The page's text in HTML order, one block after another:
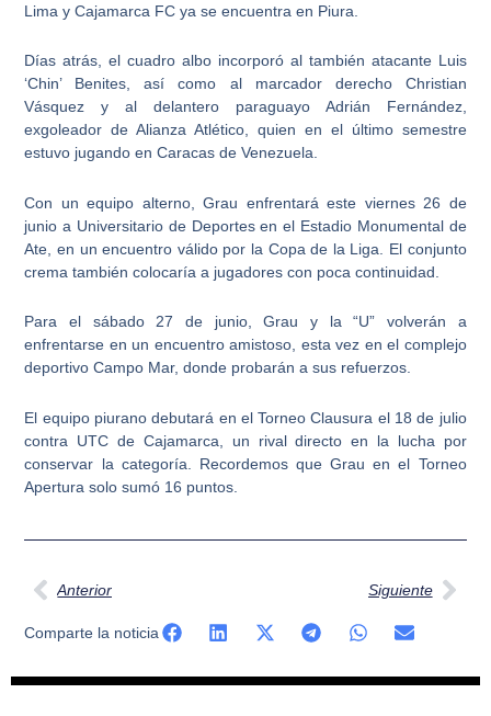
Lima y Cajamarca FC ya se encuentra en Piura.
Días atrás, el cuadro albo incorporó al también atacante Luis
‘Chin’ Benites, así como al marcador derecho Christian
Vásquez y al delantero paraguayo Adrián Fernández,
exgoleador de Alianza Atlético, quien en el último semestre
estuvo jugando en Caracas de Venezuela.
Con un equipo alterno, Grau enfrentará este viernes 26 de
junio a Universitario de Deportes en el Estadio Monumental de
Ate, en un encuentro válido por la Copa de la Liga. El conjunto
crema también colocaría a jugadores con poca continuidad.
Para el sábado 27 de junio, Grau y la “U” volverán a
enfrentarse en un encuentro amistoso, esta vez en el complejo
deportivo Campo Mar, donde probarán a sus refuerzos.
El equipo piurano debutará en el Torneo Clausura el 18 de julio
contra UTC de Cajamarca, un rival directo en la lucha por
conservar la categoría. Recordemos que Grau en el Torneo
Apertura solo sumó 16 puntos.
Ant
Anterior Siguiente
Comparte la noticia